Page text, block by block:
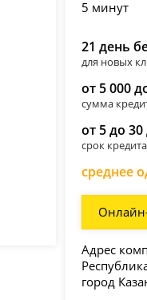
21 день
для новых
от 5 000
сумма
от 5 до
срок кредита
среднее
Адрес
город